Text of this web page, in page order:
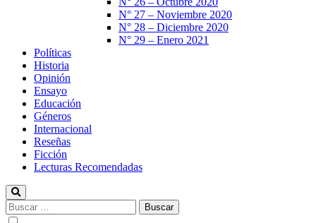
N° 27 – Noviembre 2020
N° 28 – Diciembre 2020
N° 29 – Enero 2021
Políticas
Historia
Opinión
Ensayo
Educación
Géneros
Internacional
Reseñas
Ficción
Lecturas Recomendadas
Buscar: